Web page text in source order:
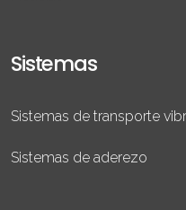
Sistemas
Sistemas de transporte
Sistemas de aderezo